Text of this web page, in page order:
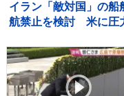
イラン「敵対国」の船
航禁止を検討 米に圧